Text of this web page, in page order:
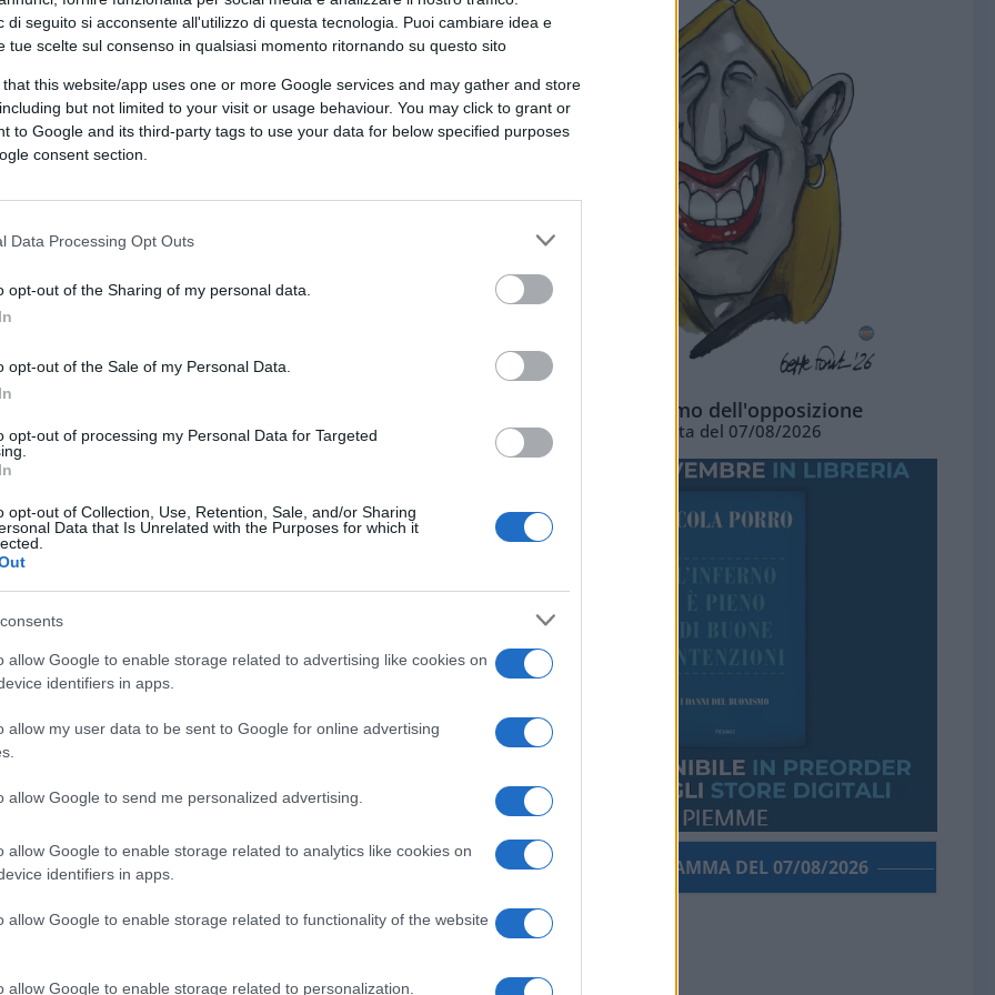
di seguito si acconsente all'utilizzo di questa tecnologia. Puoi cambiare idea e
tue scelte sul consenso in qualsiasi momento ritornando su questo sito
that this website/app uses one or more Google services and may gather and store
but not limited to your visit or usage behaviour. You may click to grant or
to Google and its third-party tags to use your data for below specified purposes
consent section.
Data Processing Opt Outs
opt-out of the Sharing of my personal data.
opt-out of the Sale of my Personal Data.
opt-out of processing my Personal Data for Targeted
opt-out of Collection, Use, Retention, Sale, and/or Sharing
Data that Is Unrelated with the Purposes for which it
allow Google to enable storage related to advertising like cookies on
identifiers in apps.
allow my user data to be sent to Google for online advertising
allow Google to send me personalized advertising.
allow Google to enable storage related to analytics like cookies on
identifiers in apps.
allow Google to enable storage related to functionality of the website
allow Google to enable storage related to personalization.
errore? Una testimonianza esclusiva
mai viste prima mettono in dubbio
ristretto riserbo. E lo fa dopo aver
nel registro degli indagati tre membri
, il marinaioMatthew Griffiths
Ceo della società proprietaria
aver escluso come causa la rottura
il possibile
di entrare, riempire due
a picco. La nave “inaffondabile”,
agli inquirenti, la colpa sarebbe da
abbattuta di fronte a Palermo. Certo: il
anche se forse non di questa
“all’improvviso” nel bel mezzo di una
quando sulla nave la situazione
“È venuto a svegliarmi il
20 nodi di vento – dirà il comandante ai
era così. Sono uscito subito e
ho
non mi piaceva…”.
nelle loro cabine, dove troveranno
si inclina di 45 gradi e i marinai
così: “Siamo risaliti in qualche modo
catena umana per salvare chi riusciva ad
L'ottimismo dell'opposizione
Vignetta del 07/08/2026
PORROGRAMMA DEL 07/08/2026